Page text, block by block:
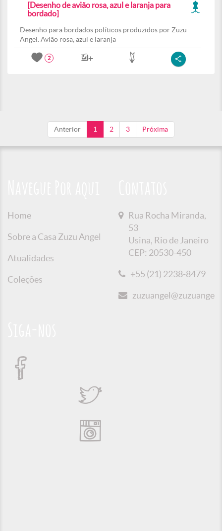
[Desenho de avião rosa, azul e laranja para
bordado]
Desenho para bordados políticos produzidos por Zuzu
Angel. Avião rosa, azul e laranja
2
Anterior 1 2 3 Próxima
Home
Sobre a Casa Zuzu Angel
Atualidades
Coleções
Rua Rocha Miranda,
53
Usina, Rio de Janeiro
CEP: 20530-450
+55 (21) 2238-8479